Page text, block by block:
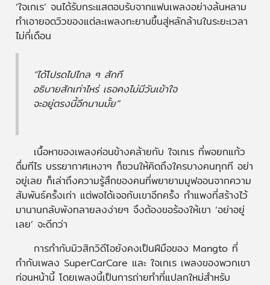
‘ใจเกเร’ จนได้รับกระแสตอบรับจากแฟนเพลงอย่างล้นหลาม
ทำเอายอดวิวของแต่ละเพลงทะยานขึ้นสู่หลักล้านในระยะเวลา
ไม่กี่เดือน
“ได้โปรดไปไกล ๆ สักที
อธิบายสักเท่าไหร่ เธอคงไม่มีวันเข้าใจ
จะอยู่ตรงนี้อีกนานมั้ย“
เนื้อหาของเพลงค่อนข้างคล้ายกับ ใจเกเร ที่พอยกแก้ว
ดื่มทีไร บรรยากาศเหงาๆ ก็ชวนให้คิดถึงใครบางคนทุกที อย่า
อยู่เลย ก็เล่าถึงความรู้สึกของคนที่พยายามมูฟออนจากความ
สัมพันธ์ครั้งเก่า แต่พอได้เจอกับเขาอีกครั้ง กำแพงที่สร้างไว้
มานานกลับพังทลายลงง่ายๆ จึงต้องขอร้องให้เขา ‘อย่าอยู่
เลย’ จะดีกว่า
การกำกับมิวสิกวิดีโอยังคงเป็นฝีมือของ Mangto ที่
กำกับเพลง SuperCarCare และ ใจเกเร เพลงของพวกเขา
ก่อนหน้านี้ โดยเพลงนี้เป็นการถ่ายทำที่แปลกใหม่สำหรับ